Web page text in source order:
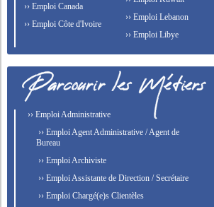
›› Emploi Canada
›› Emploi Côte d'Ivoire
›› Emploi Lebanon
›› Emploi Libye
›› Emploi Administrative
›› Emploi Agent Administrative / Agent de
Bureau
›› Emploi Archiviste
›› Emploi Assistante de Direction / Secrétaire
›› Emploi Chargé(e)s Clientèles